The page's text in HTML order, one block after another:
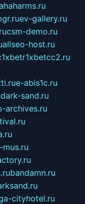
ev-gallery.ru
csm-demo.ru
allseo-host.ru
e-abis1c.ru
dark-sand.ru
archives.ru
mus.ru
bandamn.ru
cityhotel.ru